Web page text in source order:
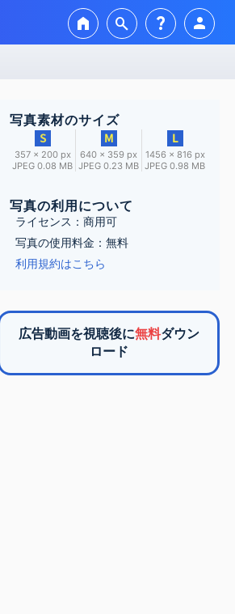
home search question_mark person
写真素材のサイズ
357 × 200 px
JPEG 0.08 MB
640 × 359 px
JPEG 0.23 MB
1456 × 816 px
JPEG 0.98 MB
写真の利用について
ライセンス：商用可
写真の使用料金：無料
利用規約はこちら
広告動画を視聴後に無料ダウン
ロード